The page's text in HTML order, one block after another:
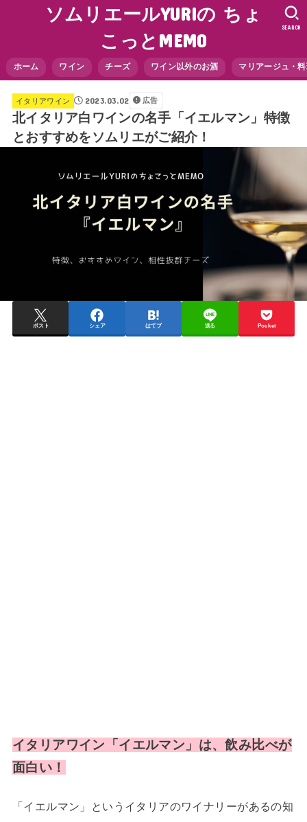
ソムリエールYURIの ちょ
こっとMEMO
ホーム ワイン チーズ ワイン以外のお酒 マリアージュ・
SEARCH
イタリアワイン 2023.03.02 広告
北イタリア白ワインの名手「イエルマン」特徴
とおすすめをソムリエがご紹介！
ポスト シェア はてブ 送る Pocket
イタリアワイン「イエルマン」は、飲み比べが
面白い！
「イエルマン」というイタリアのワイナリーがあるの知